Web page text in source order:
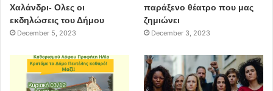
Χαλάνδρι- Ολες οι
εκδηλώσεις του Δήμου
December 5, 2023
παράξενο θέατρο που μας
ζημιώνει
December 3, 2023